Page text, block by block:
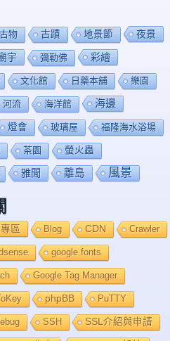
古物 古蹟 地景節 夜景
宇 彌勒佛 彩繪
文化館 日藥本舖 樂園
河流 海洋館 海邊
燈會 玻璃屋 福隆海水浴場
茶園 螢火蟲
雅聞 離島 風景
區 Blog CDN Crawler
google fonts
Google Tag Manager
phpBB PuTTY
SSH SSL介紹與申請